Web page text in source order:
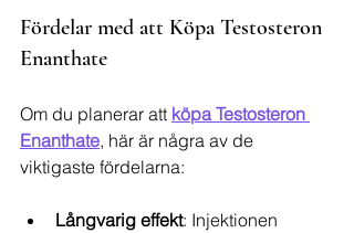
Fördelar med att Köpa Testosteron
Enanthate
Om du planerar att köpa Testosteron
Enanthate, här är några av de
viktigaste fördelarna:
Långvarig effekt: Injektionen